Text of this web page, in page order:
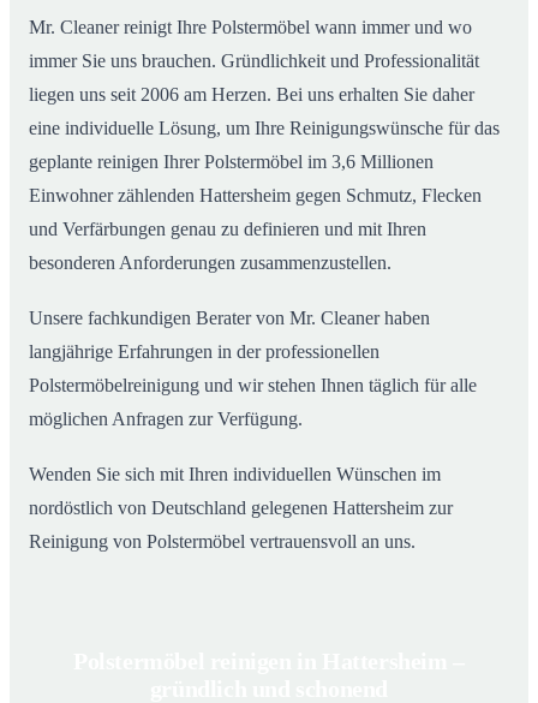
Mr. Cleaner reinigt Ihre Polstermöbel wann immer und wo
immer Sie uns brauchen. Gründlichkeit und Professionalität
liegen uns seit 2006 am Herzen. Bei uns erhalten Sie daher
eine individuelle Lösung, um Ihre Reinigungswünsche für das
geplante reinigen Ihrer Polstermöbel im 3,6 Millionen
Einwohner zählenden Hattersheim gegen Schmutz, Flecken
und Verfärbungen genau zu definieren und mit Ihren
besonderen Anforderungen zusammenzustellen.
Unsere fachkundigen Berater von Mr. Cleaner haben
langjährige Erfahrungen in der professionellen
Polstermöbelreinigung und wir stehen Ihnen täglich für alle
möglichen Anfragen zur Verfügung.
Wenden Sie sich mit Ihren individuellen Wünschen im
nordöstlich von Deutschland gelegenen Hattersheim zur
Reinigung von Polstermöbel vertrauensvoll an uns.